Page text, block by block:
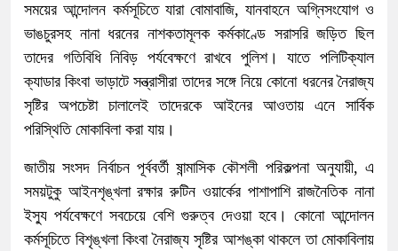
সময়ের আন্দোলন কর্মসূচিতে যারা বোমাবাজি, যানবাহনে অগ্নিসংযোগ ও
ভাঙচুরসহ নানা ধরনের নাশকতামূলক কর্মকাণ্ডে সরাসরি জড়িত ছিল
তাদের গতিবিধি নিবিড় পর্যবেক্ষণে রাখবে পুলিশ। যাতে পলিটিক্যাল
ক্যাডার কিংবা ভাড়াটে সন্ত্রাসীরা তাদের সঙ্গে নিয়ে কোনো ধরনের নৈরাজ্য
সৃষ্টির অপচেষ্টা চালালেই তাদেরকে আইনের আওতায় এনে সার্বিক
পরিস্থিতি মোকাবিলা করা যায়।
জাতীয় সংসদ নির্বাচন পূর্ববর্তী ষান্মাসিক কৌশলী পরিকল্পনা অনুযায়ী, এ
সময়টুকু আইনশৃঙ্খলা রক্ষার রুটিন ওয়ার্কের পাশাপাশি রাজনৈতিক নানা
ইস্যু পর্যবেক্ষণে সবচেয়ে বেশি গুরুত্ব দেওয়া হবে। কোনো আন্দোলন
কর্মসূচিতে বিশৃঙ্খলা কিংবা নৈরাজ্য সৃষ্টির আশঙ্কা থাকলে তা মোকাবিলায়